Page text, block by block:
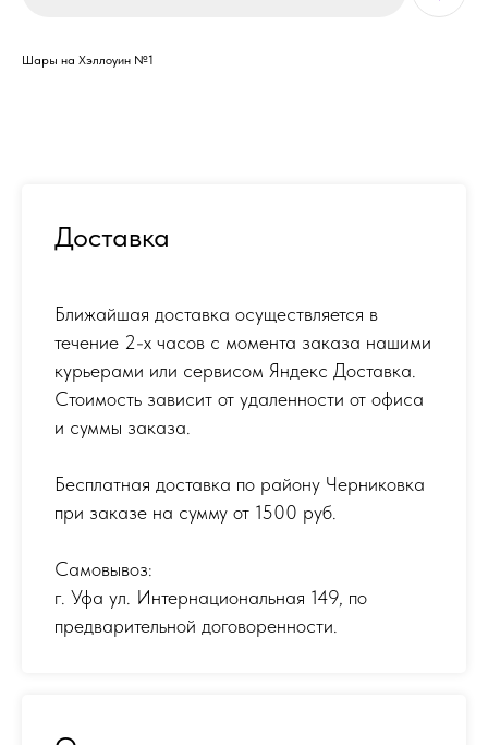
Шары на Хэллоуин №1
Доставка
Ближайшая доставка осуществляется в
течение 2-х часов с момента заказа нашими
курьерами или сервисом Яндекс Доставка.
Стоимость зависит от удаленности от офиса
и суммы заказа.
Бесплатная доставка по району Черниковка
при заказе на сумму от 1500 руб.
Самовывоз:
г. Уфа ул. Интернациональная 149, по
предварительной договоренности.